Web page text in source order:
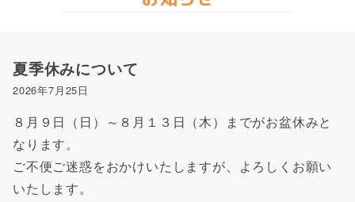
夏季休みについて
2026年7月25日
８月９日（日）～８月１３日（木）までがお盆休みと
なります。
ご不便ご迷惑をおかけいたしますが、よろしくお願い
いたします。